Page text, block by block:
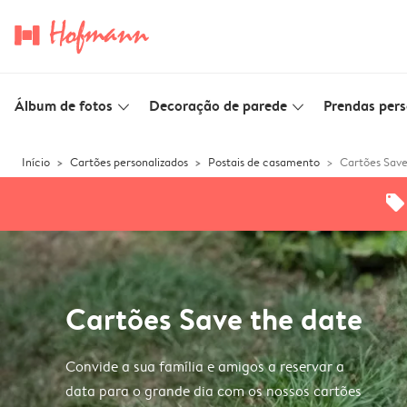
Álbum de fotos slim_arrow_down Decoração de parede slim_arrow_down Prendas
Início Cartões personalizados Postais de casamento Cartões
offers
Cartões Save the date
Convide a sua família e amigos a reservar a
data para o grande dia com os nossos cartões